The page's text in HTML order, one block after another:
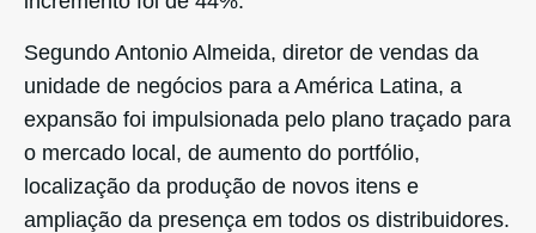
Segundo Antonio Almeida, diretor de vendas da
unidade de negócios para a América Latina, a
expansão foi impulsionada pelo plano traçado para
o mercado local, de aumento do portfólio,
localização da produção de novos itens e
ampliação da presença em todos os distribuidores.